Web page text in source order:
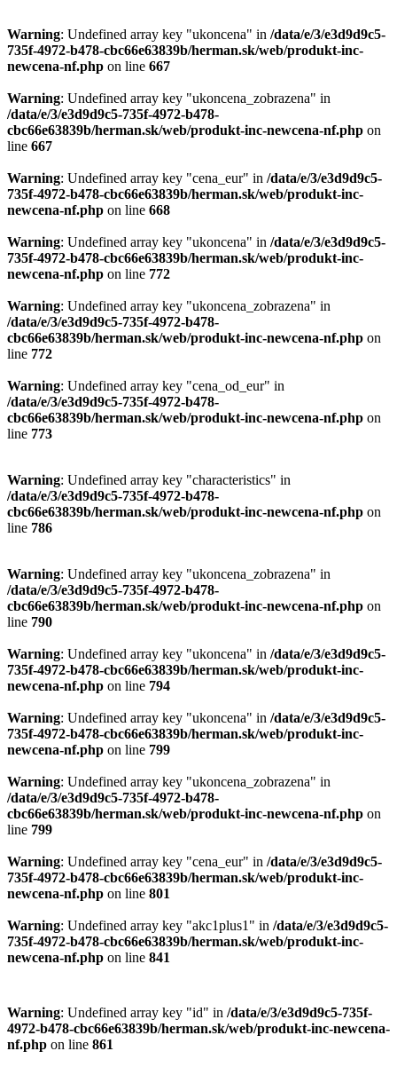
Warning: Undefined array key "ukoncena" in /data/e/3/e3d9d9c5-
735f-4972-b478-cbc66e63839b/herman.sk/web/produkt-inc-
newcena-nf.php on line 667
Warning: Undefined array key "ukoncena_zobrazena" in
/data/e/3/e3d9d9c5-735f-4972-b478-
cbc66e63839b/herman.sk/web/produkt-inc-newcena-nf.php on
line 667
Warning: Undefined array key "cena_eur" in /data/e/3/e3d9d9c5-
735f-4972-b478-cbc66e63839b/herman.sk/web/produkt-inc-
newcena-nf.php on line 668
Warning: Undefined array key "ukoncena" in /data/e/3/e3d9d9c5-
735f-4972-b478-cbc66e63839b/herman.sk/web/produkt-inc-
newcena-nf.php on line 772
Warning: Undefined array key "ukoncena_zobrazena" in
/data/e/3/e3d9d9c5-735f-4972-b478-
cbc66e63839b/herman.sk/web/produkt-inc-newcena-nf.php on
line 772
Warning: Undefined array key "cena_od_eur" in
/data/e/3/e3d9d9c5-735f-4972-b478-
cbc66e63839b/herman.sk/web/produkt-inc-newcena-nf.php on
line 773
Warning: Undefined array key "characteristics" in
/data/e/3/e3d9d9c5-735f-4972-b478-
cbc66e63839b/herman.sk/web/produkt-inc-newcena-nf.php on
line 786
Warning: Undefined array key "ukoncena_zobrazena" in
/data/e/3/e3d9d9c5-735f-4972-b478-
cbc66e63839b/herman.sk/web/produkt-inc-newcena-nf.php on
line 790
Warning: Undefined array key "ukoncena" in /data/e/3/e3d9d9c5-
735f-4972-b478-cbc66e63839b/herman.sk/web/produkt-inc-
newcena-nf.php on line 794
Warning: Undefined array key "ukoncena" in /data/e/3/e3d9d9c5-
735f-4972-b478-cbc66e63839b/herman.sk/web/produkt-inc-
newcena-nf.php on line 799
Warning: Undefined array key "ukoncena_zobrazena" in
/data/e/3/e3d9d9c5-735f-4972-b478-
cbc66e63839b/herman.sk/web/produkt-inc-newcena-nf.php on
line 799
Warning: Undefined array key "cena_eur" in /data/e/3/e3d9d9c5-
735f-4972-b478-cbc66e63839b/herman.sk/web/produkt-inc-
newcena-nf.php on line 801
Warning: Undefined array key "akc1plus1" in /data/e/3/e3d9d9c5-
735f-4972-b478-cbc66e63839b/herman.sk/web/produkt-inc-
newcena-nf.php on line 841
Warning: Undefined array key "id" in /data/e/3/e3d9d9c5-735f-
4972-b478-cbc66e63839b/herman.sk/web/produkt-inc-newcena-
nf.php on line 861